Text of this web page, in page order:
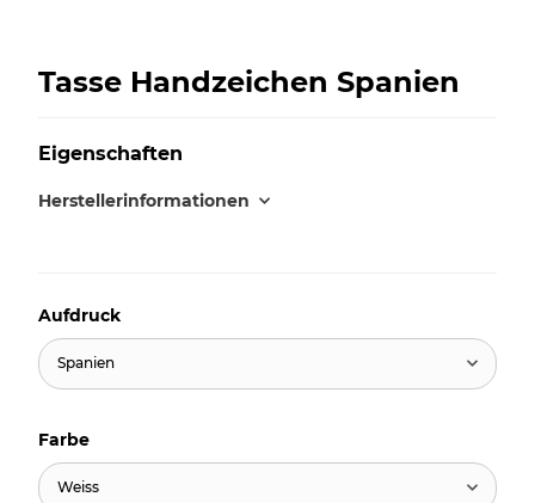
Tasse Handzeichen Spanien
Eigenschaften
Herstellerinformationen
Aufdruck
Spanien
Farbe
Weiss